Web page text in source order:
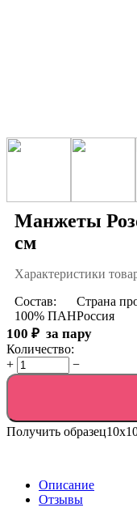
Манжеты
см
Характеристики
Состав:
100% ПАН
Страна
Россия
100 ₽ за пару
Количество:
+
−
Получить образец
Описание
Отзывы